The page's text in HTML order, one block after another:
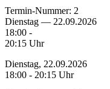
Termin-Nummer: 2
Dienstag — 22.09.2026
18:00 -
20:15 Uhr
Dienstag, 22.09.2026
18:00 - 20:15 Uhr